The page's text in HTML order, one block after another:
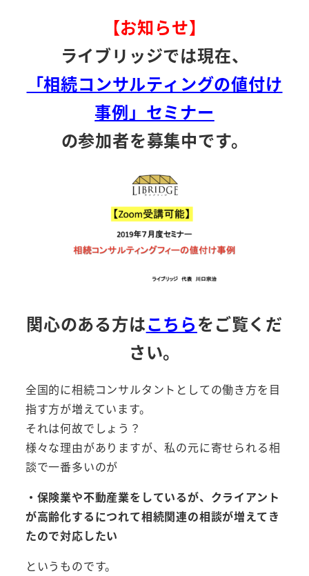
【お知らせ】
ライブリッジでは現在、
「相続コンサルティングの値付け
事例」セミナー
の参加者を募集中です。
関心のある方はこちらをご覧くだ
さい。
全国的に相続コンサルタントとしての働き方を目
指す方が増えています。
それは何故でしょう？
様々な理由がありますが、私の元に寄せられる相
談で一番多いのが
・保険業や不動産業をしているが、クライアント
が高齢化するにつれて相続関連の相談が増えてき
たので対応したい
というものです。